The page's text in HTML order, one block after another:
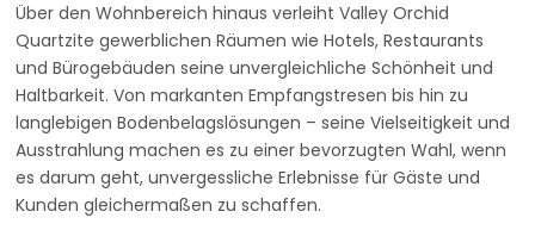
Über den Wohnbereich hinaus verleiht Valley Orchid
Quartzite gewerblichen Räumen wie Hotels, Restaurants
und Bürogebäuden seine unvergleichliche Schönheit und
Haltbarkeit. Von markanten Empfangstresen bis hin zu
langlebigen Bodenbelagslösungen – seine Vielseitigkeit und
Ausstrahlung machen es zu einer bevorzugten Wahl, wenn
es darum geht, unvergessliche Erlebnisse für Gäste und
Kunden gleichermaßen zu schaffen.